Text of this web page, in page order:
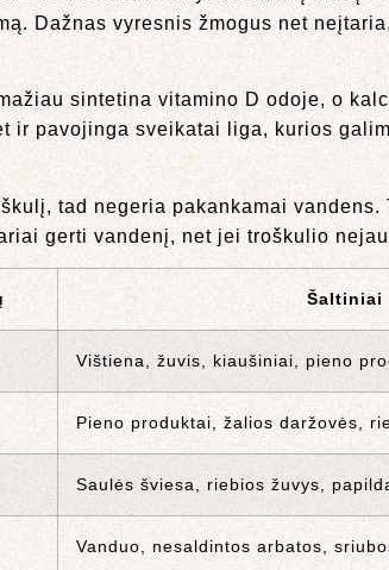
Dažnas vyresnis žmogus net
sintetina vitamino D odoje, o
ir pavojinga sveikatai liga, kurios
tad negeria pakankamai
gerti vandenį, net jei troškulio
Šaltiniai
Vištiena, žuvis, kiaušiniai, pieno
Pieno produktai, žalios daržovės,
Saulės šviesa, riebios žuvys,
Vanduo, nesaldintos arbatos,